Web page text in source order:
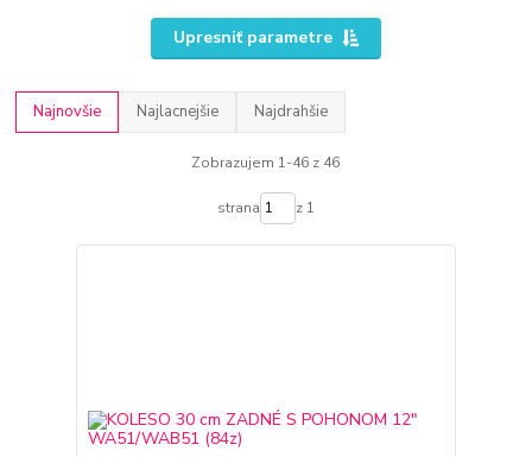
Upresniť parametre
Najnovšie Najlacnejšie Najdrahšie
Zobrazujem 1-46 z 46
strana z 1